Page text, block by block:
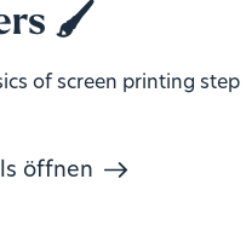
🖌️
of screen printing step
öffnen